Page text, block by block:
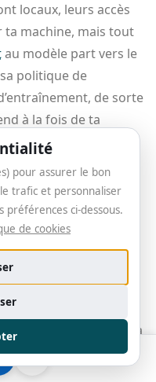
locaux, leurs accès
ta machine, mais tout
au modèle part vers le
politique de
de sorte
à la fois de ta
de la logique de
et des conditions du
protocole MCP
?
pas une
un protocole ouvert
entreprise
des assistants IA à
Le Québec (viaMila
joue un rôle
pour assurer le bon
trafic et personnaliser
préférences ci-dessous.
de cookies